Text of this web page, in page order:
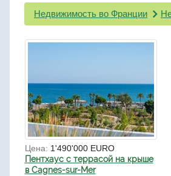
Недвижимость во Франции
Цена: 1'490'000 EURO
Пентхаус с террасой на крыше
в Cagnes-sur-Mer